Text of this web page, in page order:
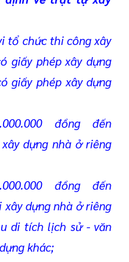
tổ chức thi công xây
giấy phép xây dựng
giấy phép xây dựng
đồng đến
dựng nhà ở riêng
đồng đến
xây dựng nhà ở riêng
di tích lịch sử - văn
khác;